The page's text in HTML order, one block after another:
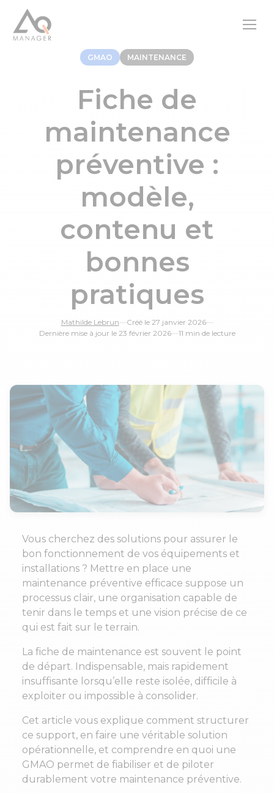
GMAO MAINTENANCE
Fiche de
maintenance
préventive :
modèle,
contenu et
bonnes
pratiques
Mathilde Lebrun—Créé le 27 janvier 2026—
Dernière mise à jour le 23 février 2026—11 min de lecture
le 16 Juin de 14h à
Vous cherchez des solutions pour assurer le
bon fonctionnement de vos équipements et
installations ? Mettre en place une
maintenance préventive efficace suppose un
processus clair, une organisation capable de
tenir dans le temps et une vision précise de ce
qui est fait sur le terrain.
La fiche de maintenance est souvent le point
de départ. Indispensable, mais rapidement
insuffisante lorsqu’elle reste isolée, difficile à
exploiter ou impossible à consolider.
Cet article vous explique comment structurer
ce support, en faire une véritable solution
opérationnelle, et comprendre en quoi une
GMAO permet de fiabiliser et de piloter
durablement votre maintenance préventive.